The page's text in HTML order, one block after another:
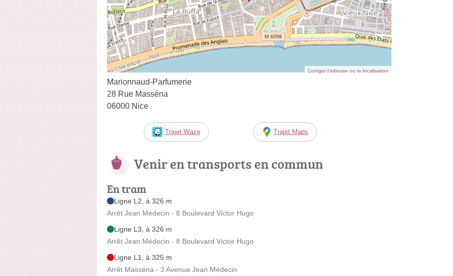
Corriger l’adresse ou la localisation
Marionnaud-Parfumerie
28 Rue Masséna
06000 Nice
Trajet Waze Trajet Maps
Venir en transports en commun
En tram
Ligne L2, à 326 m
Arrêt Jean Médecin - 8 Boulevard Victor Hugo
Ligne L3, à 326 m
Arrêt Jean Médecin - 8 Boulevard Victor Hugo
Ligne L1, à 325 m
Arrêt Masséna - 3 Avenue Jean Médecin